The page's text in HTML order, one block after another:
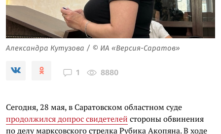
Александра Кутузова / © ИА «Версия-Саратов»
1 8880
Сегодня, 28 мая, в Саратовском областном суде
продолжился допрос свидетелей стороны обвинения
по делу марксовского стрелка Рубика Акопяна. В ходе